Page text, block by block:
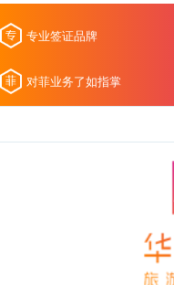
专业签证品牌
对菲业务了如指掌